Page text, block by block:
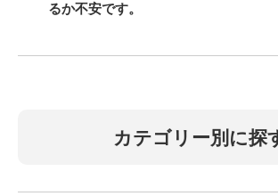
るか不安です。
カテゴリー別に探